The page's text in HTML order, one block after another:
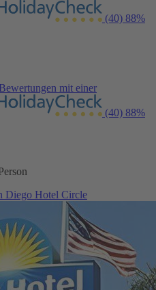
(40) 88%
mit einer
(40) 88%
Diego Hotel Circle